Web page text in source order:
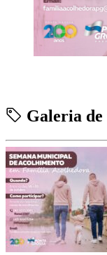
Galeria de